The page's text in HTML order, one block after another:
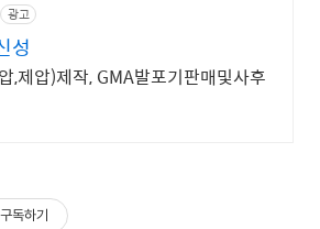
광고
발포기 신성
,제압)제작, GMA발포기판매및사후
구독하기